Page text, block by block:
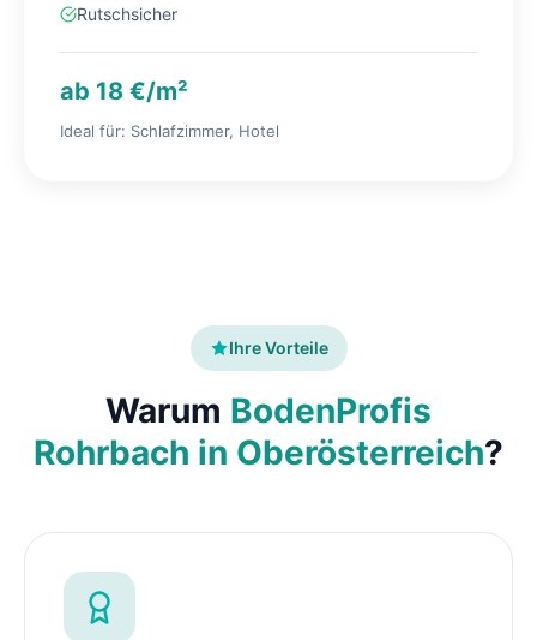
Rutschsicher
ab 18 €/m²
Ideal für: Schlafzimmer, Hotel
Ihre Vorteile
Warum BodenProfis
Rohrbach in Oberösterreich?